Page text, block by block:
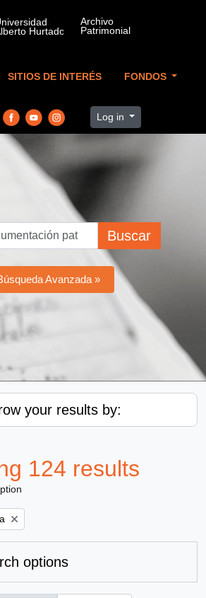
SITIOS DE INTERÉS FONDOS
Log in
Buscar
Avanzada »
your results by:
124 results
options